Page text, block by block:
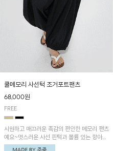
쿨메모리 사선턱 조거포트팬츠
68,000원
FREE
시원하고 매끄러운 촉감의 편안한 메모리 팬츠
예요~멋스러운 사선 핀턱과 볼륨 있는 항아리
핏이 유니크한 아이템!